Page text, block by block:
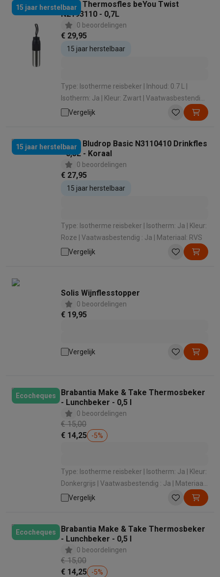
15 jaar herstelbaarTefal Thermosfles beYou Twist
N2193110 - 0,7L
0 beoordelingen
€ 29,95
15 jaar herstelbaar
Type: Isotherme reisbeker | Inhoud: 0.7 L |
Isotherm: Ja | Kleur: Zwart | Vaatwasbestendig :
JaVergelijk
15 jaar herstelbaarTefal Bludrop Basic N3110410 Drinkfles
- 0,5L - Koraal
0 beoordelingen
€ 27,95
15 jaar herstelbaar
Type: Isotherme reisbeker | Isotherm: Ja | Kleur:
Roze | Vaatwasbestendig : Ja | Materiaal: RVS
Vergelijk
Solis Wijnflesstopper
0 beoordelingen
€ 19,95
Vergelijk
Ecocheques
Brabantia Make & Take Thermosbeker
- Lunchbeker - 0,5 l
0 beoordelingen
€ 15,00
€ 14,25
-5%
Type: Isotherme reisbeker | Isotherm: Ja | Kleur:
Donkergrijs | Vaatwasbestendig : Ja | Materiaal:
Roestvrij staal
Vergelijk
Ecocheques
Brabantia Make & Take Thermosbeker
- Lunchbeker - 0,5 l
0 beoordelingen
€ 15,00
€ 14,25
-5%